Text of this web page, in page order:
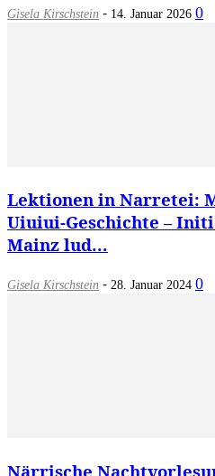
Gisela Kirschstein - 14. Januar 2026 0
Lektionen in Narretei:
Uiuiui-Geschichte –
Mainz lud...
Gisela Kirschstein - 28. Januar 2024 0
Närrische